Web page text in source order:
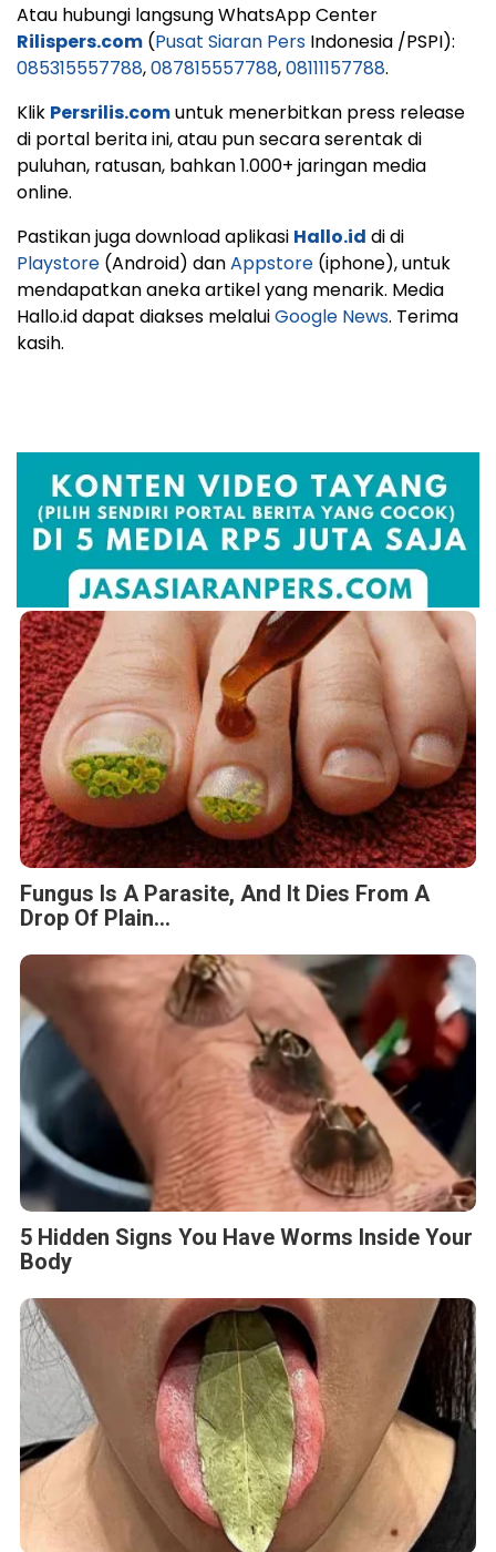
Atau hubungi langsung WhatsApp Center
Rilispers.com (Pusat Siaran Pers Indonesia /PSPI):
085315557788,087815557788,08111157788.
Klik Persrilis.comuntuk menerbitkan press release
di portal berita ini, atau pun secara serentak di
puluhan, ratusan, bahkan 1.000+ jaringan media
online.
Pastikan juga download aplikasi Hallo.id di di
Playstore (Android) danAppstore (iphone), untuk
mendapatkan aneka artikel yang menarik. Media
Hallo.id dapat diakses melaluiGoogle News. Terima
kasih.
Fungus Is A Parasite, And It Dies From A
Drop Of Plain...
5 Hidden Signs You Have Worms Inside Your
Body